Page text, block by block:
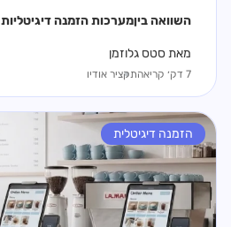
השוואה ביןמערכות הזמנה דיגיטליות
מאת סטס גלוזמן
7 דק׳ קריאה תקציר אודיו
הזמנה דיגיטלית